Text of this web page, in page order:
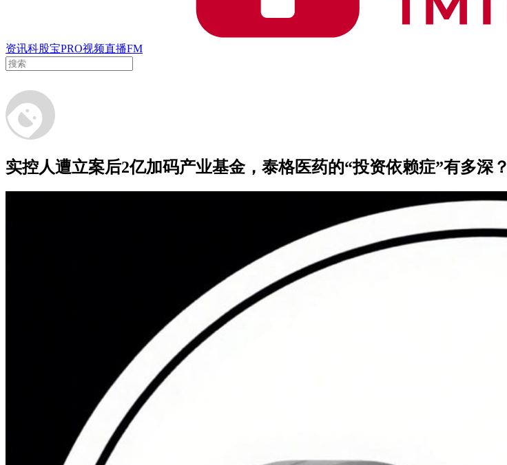
资讯科股宝PRO视频直播FM
实控人遭立案后2亿加码产业基金，泰格医药的“投资依赖症”有多深？